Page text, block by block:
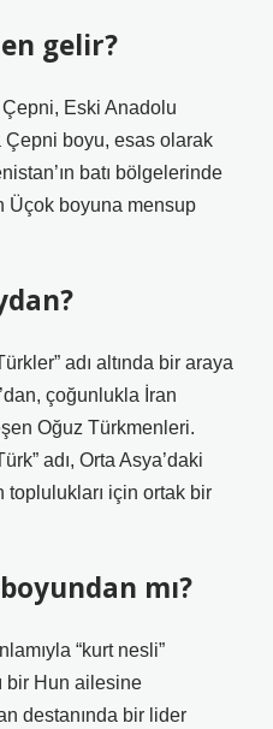
gelir?
batı bölgelerinde
Üçok boyuna mensup
adı altında bir araya
çoğunlukla İran
Oğuz Türkmenleri.
adı, Orta Asya’daki
toplulukları için ortak bir
mı?
“kurt nesli”
bir Hun ailesine
destanında bir lider